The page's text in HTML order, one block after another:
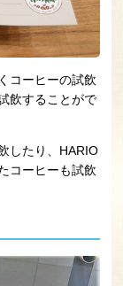
コーヒーの試飲
飲することがで
したり、HARIO
コーヒーも試飲